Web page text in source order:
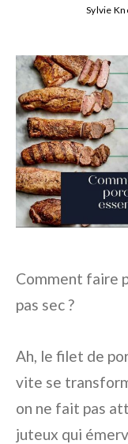
Sylvie
Comment faire
pas sec ?
Ah, le filet de
vite se
on ne fait pas
juteux qui